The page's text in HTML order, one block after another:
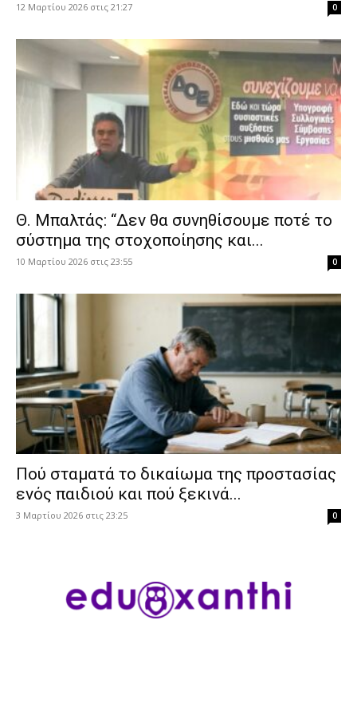
12 Μαρτίου 2026 στις 21:27 0
Θ. Μπαλτάς: “Δεν θα συνηθίσουμε ποτέ το
σύστημα της στοχοποίησης και...
10 Μαρτίου 2026 στις 23:55 0
Πού σταματά το δικαίωμα της προστασίας
ενός παιδιού και πού ξεκινά...
3 Μαρτίου 2026 στις 23:25 0